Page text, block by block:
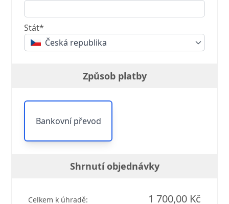
Stát*
Česká republika
Způsob platby
Bankovní převod
Shrnutí objednávky
Celkem k úhradě: 1 700,00 Kč